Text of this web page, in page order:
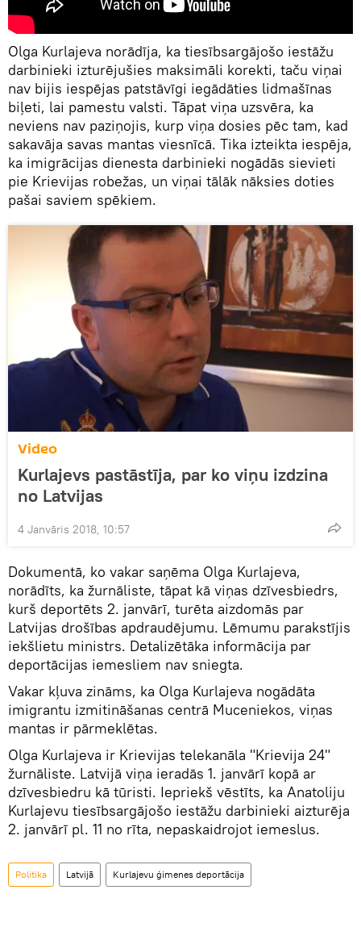
Olga Kurlajeva norādīja, ka tiesībsargājošo iestāžu
darbinieki izturējušies maksimāli korekti, taču viņai
nav bijis iespējas patstāvīgi iegādāties lidmašīnas
biļeti, lai pamestu valsti. Tāpat viņa uzsvēra, ka
neviens nav paziņojis, kurp viņa dosies pēc tam, kad
sakavāja savas mantas viesnīcā. Tika izteikta iespēja,
ka imigrācijas dienesta darbinieki nogādās sievieti
pie Krievijas robežas, un viņai tālāk nāksies doties
pašai saviem spēkiem.
Video
Kurlajevs pastāstīja, par ko viņu izdzina
no Latvijas
4 Janvāris 2018, 10:57
Dokumentā, ko vakar saņēma Olga Kurlajeva,
norādīts, ka žurnāliste, tāpat kā viņas dzīvesbiedrs,
kurš deportēts 2. janvārī, turēta aizdomās par
Latvijas drošības apdraudējumu. Lēmumu parakstījis
iekšlietu ministrs. Detalizētāka informācija par
deportācijas iemesliem nav sniegta.
Vakar kļuva zināms, ka Olga Kurlajeva nogādāta
imigrantu izmitināšanas centrā Muceniekos, viņas
mantas ir pārmeklētas.
Olga Kurlajeva ir Krievijas telekanāla "Krievija 24"
žurnāliste. Latvijā viņa ieradās 1. janvārī kopā ar
dzīvesbiedru kā tūristi. Iepriekš vēstīts, ka Anatoliju
Kurlajevu tiesībsargājošo iestāžu darbinieki aizturēja
2. janvārī pl. 11 no rīta, nepaskaidrojot iemeslus.
Politika Latvijā Kurlajevu ģimenes deportācija